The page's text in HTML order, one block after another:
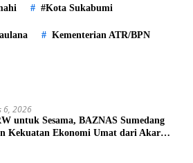
#Kota Sukabumi
Kementerian ATR/BPN
6, 2026
untuk Sesama, BAZNAS Sumedang
Kekuatan Ekonomi Umat dari Akar